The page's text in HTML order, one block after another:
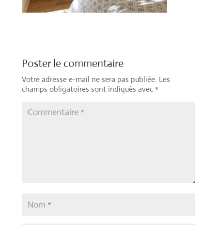
Poster le commentaire
Votre adresse e-mail ne sera pas publiée. Les
champs obligatoires sont indiqués avec *